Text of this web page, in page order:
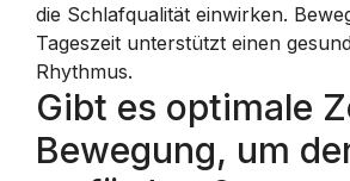
die Schlafqualität einwirken.
Tageszeit unterstützt einen
Rhythmus.
Gibt es optimale
Bewegung, um